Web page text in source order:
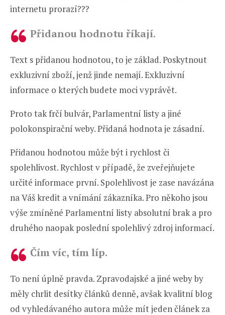
internetu prorazí???
Přidanou hodnotu říkají.
Text s přidanou hodnotou, to je základ. Poskytnout
exkluzivní zboží, jenž jinde nemají. Exkluzivní
informace o kterých budete moci vyprávět.
Proto tak frčí bulvár, Parlamentní listy a jiné
polokonspirační weby. Přidaná hodnota je zásadní.
Přidanou hodnotou může být i rychlost či
spolehlivost. Rychlost v případě, že zveřejňujete
určité informace první. Spolehlivost je zase navázána
na Váš kredit a vnímání zákazníka. Pro někoho jsou
výše zmíněné Parlamentní listy absolutní brak a pro
druhého naopak poslední spolehlivý zdroj informací.
Čím víc, tím líp.
To není úplně pravda. Zpravodajské a jiné weby by
měly chrlit desítky článků denně, avšak kvalitní blog
od vyhledávaného autora může mít jeden článek za